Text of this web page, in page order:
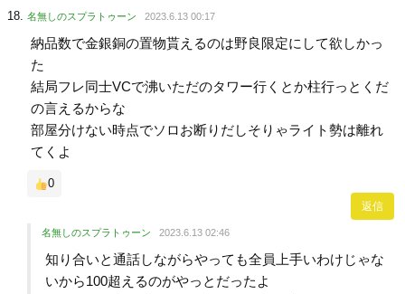
名無しのスプラトゥーン 2023.6.13 00:17
納品数で金銀銅の置物貰えるのは野良限定にして欲しかっ
た
結局フレ同士VCで沸いただのタワー行くとか柱行っとくだ
の言えるからな
部屋分けない時点でソロお断りだしそりゃライト勢は離れ
てくよ
0
返信
名無しのスプラトゥーン 2023.6.13 02:46
知り合いと通話しながらやっても全員上手いわけじゃな
いから100超えるのがやっとだったよ